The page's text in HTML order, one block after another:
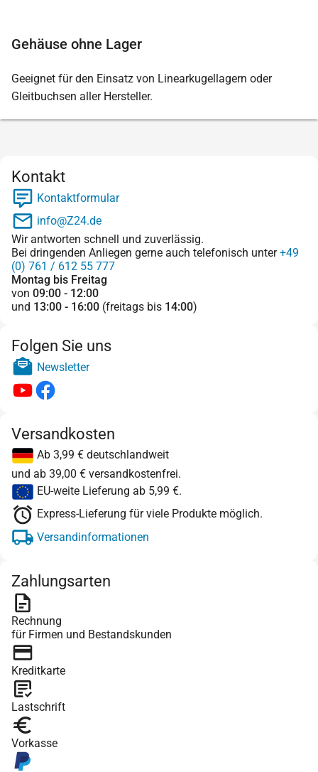
Gehäuse ohne Lager
Geeignet für den Einsatz von Linearkugellagern oder
Gleitbuchsen aller Hersteller.
Kontakt
Kontaktformular
info@Z24.de
Wir antworten schnell und zuverlässig.
Bei dringenden Anliegen gerne auch telefonisch unter+49
(0) 761 / 612 55 777
Montag bis Freitag
von 09:00 - 12:00
und 13:00 - 16:00 (freitags bis 14:00)
Folgen Sie uns
Newsletter
Versandkosten
Ab 3,99 € deutschlandweit
und ab 39,00 € versandkostenfrei.
EU-weite Lieferung ab 5,99 €.
Express-Lieferung für viele Produkte möglich.
Versandinformationen
Zahlungsarten
Rechnung
für Firmen und Bestandskunden
Kreditkarte
Lastschrift
Vorkasse